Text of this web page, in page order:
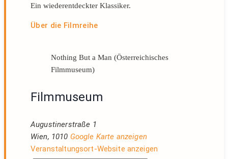
Ein wiederentdeckter Klassiker.
Über die Filmreihe
Nothing But a Man (Österreichisches
Filmmuseum)
Filmmuseum
Augustinerstraße 1
Wien, 1010 Google Karte anzeigen
Veranstaltungsort-Website anzeigen